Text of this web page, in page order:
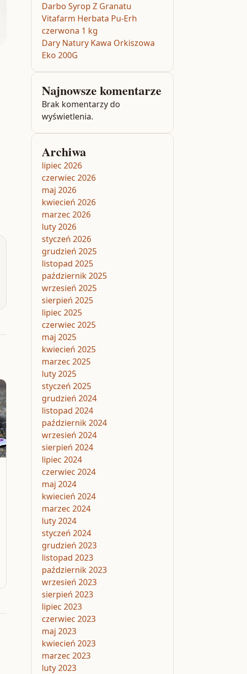
Darbo Syrop Z Granatu
Vitafarm Herbata Pu-Erh
czerwona 1 kg
Dary Natury Kawa Orkiszowa
Eko 200G
Najnowsze komentarze
Brak komentarzy do
wyświetlenia.
Archiwa
lipiec 2026
czerwiec 2026
maj 2026
kwiecień 2026
marzec 2026
luty 2026
styczeń 2026
grudzień 2025
listopad 2025
październik 2025
wrzesień 2025
sierpień 2025
lipiec 2025
czerwiec 2025
maj 2025
kwiecień 2025
marzec 2025
luty 2025
styczeń 2025
grudzień 2024
listopad 2024
październik 2024
wrzesień 2024
sierpień 2024
lipiec 2024
czerwiec 2024
maj 2024
kwiecień 2024
marzec 2024
luty 2024
styczeń 2024
grudzień 2023
listopad 2023
październik 2023
wrzesień 2023
sierpień 2023
lipiec 2023
czerwiec 2023
maj 2023
kwiecień 2023
marzec 2023
luty 2023